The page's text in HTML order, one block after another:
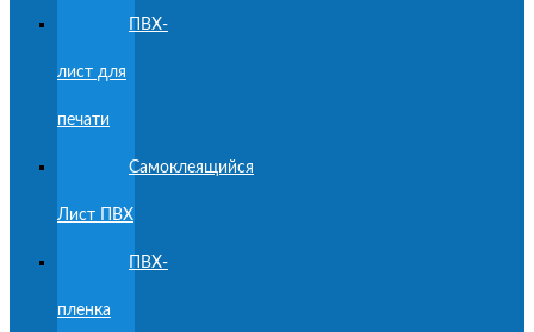
ПВХ-
лист для
печати
Самоклеящийся
Лист ПВХ
ПВХ-
пленка